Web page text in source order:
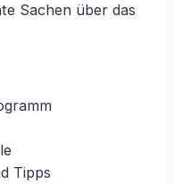
Sachen über das
Tipps